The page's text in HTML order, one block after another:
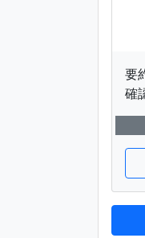
要
確